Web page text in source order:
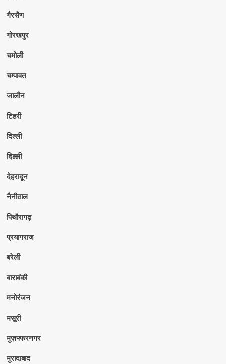
गैरसैण
गोरखपुर
चमोली
चम्पावत
जालौन
टिहरी
दिल्ली
दिल्ली
देहरादून
नैनीताल
पिथौरागढ़
प्रयागराज
बरेली
बाराबंकी
मनोरंजन
मसूरी
मुज़फ्फरनगर
मुरादाबाद